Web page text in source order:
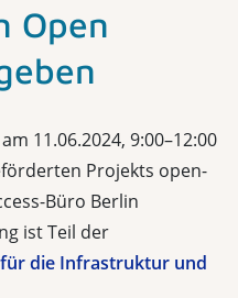
Open
11.06.2024, 9:00–12:00
Projekts open-
Büro Berlin
ist Teil der
die Infrastruktur und